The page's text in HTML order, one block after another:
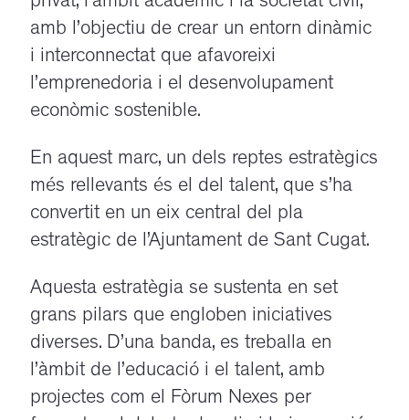
amb l’objectiu de crear un entorn dinàmic
i interconnectat que afavoreixi
l’emprenedoria i el desenvolupament
econòmic sostenible.
En aquest marc, un dels reptes estratègics
més rellevants és el del talent, que s’ha
convertit en un eix central del pla
estratègic de l’Ajuntament de Sant Cugat.
Aquesta estratègia se sustenta en set
grans pilars que engloben iniciatives
diverses. D’una banda, es treballa en
l’àmbit de l’educació i el talent, amb
projectes com el Fòrum Nexes per